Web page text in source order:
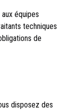
équipes
techniques
de
disposez des